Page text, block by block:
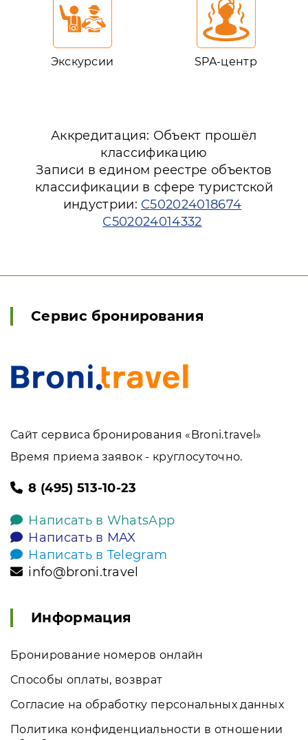
Экскурсии SPA-центр
Аккредитация: Объект прошёл
классификацию
Записи в едином реестре объектов
классификации в сфере туристской
индустрии: С502024018674
С502024014332
Сервис бронирования
Сайт сервиса бронирования «Broni.travel»
Время приема заявок - круглосуточно.
8 (495) 513-10-23
Написать в WhatsApp
Написать в MAX
Написать в Telegram
info@broni.travel
Информация
Бронирование номеров онлайн
Способы оплаты, возврат
Согласие на обработку персональных данных
Политика конфиденциальности в отношении